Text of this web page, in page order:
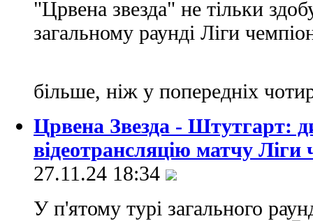
"Црвена звезда" не тільки
загальному раунді Ліги
більше, ніж у попередніх
Црвена Звезда - Штутгарт:
відеотрансляцію матчу Ліги
27.11.24 18:34
У п'ятому турі загального